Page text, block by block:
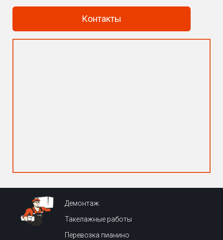
Контакты
Демонтаж
Такелажные работы
Перевозка пианино